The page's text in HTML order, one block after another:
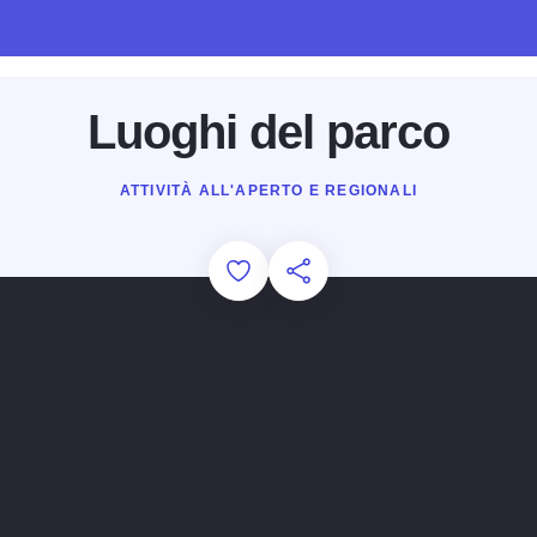
Luoghi del parco
ATTIVITÀ ALL'APERTO E REGIONALI
Add to Favorites
Condividi questa pagina